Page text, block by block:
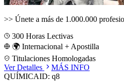
>> Únete a más de 1.000.000
300 Horas Lectivas
🌍 Internacional + Apostilla
Titulaciones Homologadas
Ver Detalles
MÁS INFO
QUÍMICAID: q8